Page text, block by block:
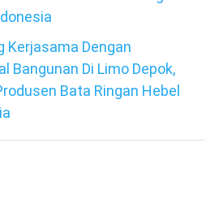
Kerjasama Dengan
Bangunan Di Limo Depok,
Bata Ringan Hebel